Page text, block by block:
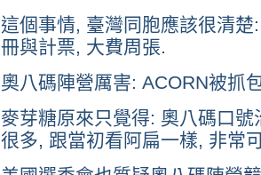
這個事情, 臺灣同胞應該很清
冊與計票, 大費周張.
奧八碼陣營厲害: ACORN被抓
麥芽糖原來只覺得: 奧八碼口
很多, 跟當初看阿扁一樣, 非常